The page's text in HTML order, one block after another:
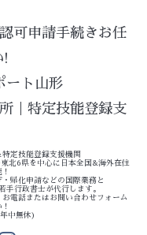
可申請手続きお任
!
ート山形
｜特定技能登録支
定技能登録支援機関
北6県を中心に日本全国&海外在住
帰化申請などの国際業務と
手行政書士が代行します。
電話またはお問い合わせフォーム
中無休)